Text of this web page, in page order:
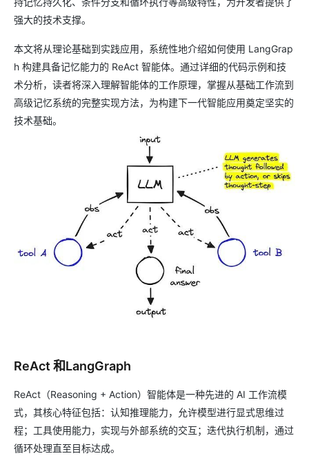
强大的技术支撑。
本文将从理论基础到实践应用，系统性地介绍如何使用 LangGrap
h 构建具备记忆能力的 ReAct 智能体。通过详细的代码示例和技
术分析，读者将深入理解智能体的工作原理，掌握从基础工作流到
高级记忆系统的完整实现方法，为构建下一代智能应用奠定坚实的
技术基础。
ReAct 和LangGraph
ReAct（Reasoning + Action）智能体是一种先进的 AI 工作流模
式，其核心特征包括：认知推理能力，允许模型进行显式思维过
程；工具使用能力，实现与外部系统的交互；迭代执行机制，通过
循环处理直至目标达成。